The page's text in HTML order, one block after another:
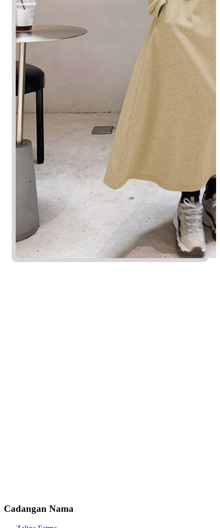
Cadangan Nama